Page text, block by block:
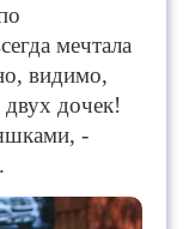
мечтала
видимо,
двух дочек!
-